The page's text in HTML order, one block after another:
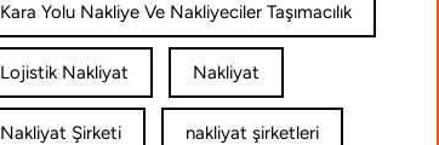
Kara Yolu Nakliye Ve Nakliyeciler Taşımacılık
Lojistik Nakliyat Nakliyat
Nakliyat Şirketi nakliyat şirketleri